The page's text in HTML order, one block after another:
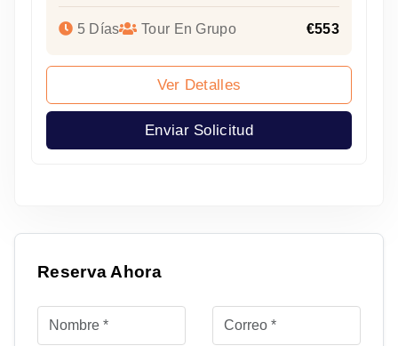
5 Días Tour En Grupo €553
Ver Detalles
Enviar Solicitud
Reserva Ahora